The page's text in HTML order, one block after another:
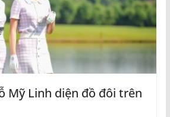
Mỹ Linh diện đồ đôi trên